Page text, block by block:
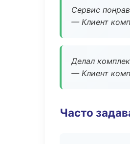
Сервис
— Клиент
Делал
— Клиент
Часто